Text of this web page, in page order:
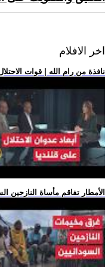
اخر الافلام
.. نافذة من رام الله | قوات
.. الأمطار تفاقم مأساة